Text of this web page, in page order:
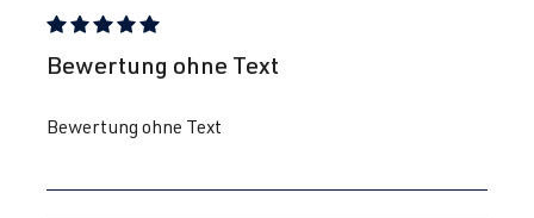
Évaluation avec une note de 5 sur 5 étoiles
Bewertung ohne Text
Bewertung ohne Text